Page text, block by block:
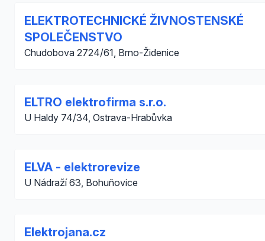
ELEKTROTECHNICKÉ ŽIVNOSTENSKÉ
SPOLEČENSTVO
Chudobova 2724/61, Brno-Židenice
ELTRO elektrofirma s.r.o.
U Haldy 74/34, Ostrava-Hrabůvka
ELVA - elektrorevize
U Nádraží 63, Bohuňovice
Elektrojana.cz